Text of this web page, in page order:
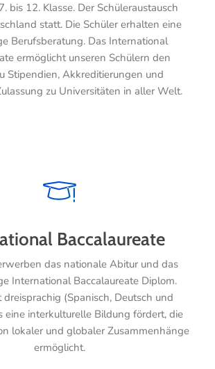
bis 12. Klasse. Der Schüleraustausch
statt. Die Schüler erhalten eine
Berufsberatung. Das International
ermöglicht unseren Schülern den
Stipendien, Akkreditierungen und
zu Universitäten in aller Welt.
Baccalaureate
das nationale Abitur und das
International Baccalaureate Diplom.
dreisprachig (Spanisch, Deutsch und
eine interkulturelle Bildung fördert, die
lokaler und globaler Zusammenhänge
ermöglicht.